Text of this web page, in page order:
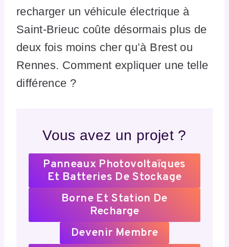
recharger un véhicule électrique à
Saint-Brieuc coûte désormais plus de
deux fois moins cher qu’à Brest ou
Rennes. Comment expliquer une telle
différence ?
Vous avez un projet ?
Panneaux Photovoltaïques
Et Batteries De Stockage
Borne Et Station De
Recharge
Devenir Membre